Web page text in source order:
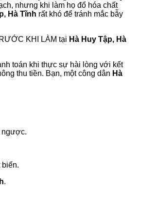
nhưng khi làm họ đổ hóa chất
Hà Tĩnh rất khó để tránh mắc bẫy
KHI LÀM tại Hà Huy Tập, Hà
toán khi thực sự hài lòng với kết
thu tiền. Bạn, một công dân Hà
ngược.
biến.
.